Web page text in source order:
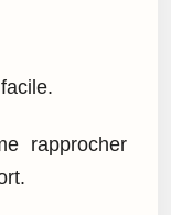
rapprocher